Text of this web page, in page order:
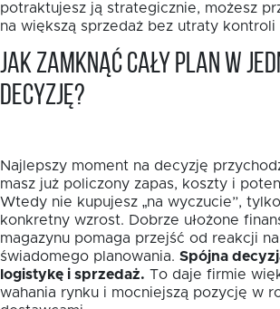
potraktujesz ją strategicznie, możesz
na większą sprzedaż bez utraty kontroli
Jak zamknąć cały plan w
decyzję?
Najlepszy moment na decyzję
masz już policzony zapas, koszty i
Wtedy nie kupujesz „na wyczucie”,
konkretny wzrost. Dobrze ułożone
magazynu pomaga przejść od reakcji
świadomego planowania. Spójna
logistykę i sprzedaż. To daje firmie
wahania rynku i mocniejszą pozycję w